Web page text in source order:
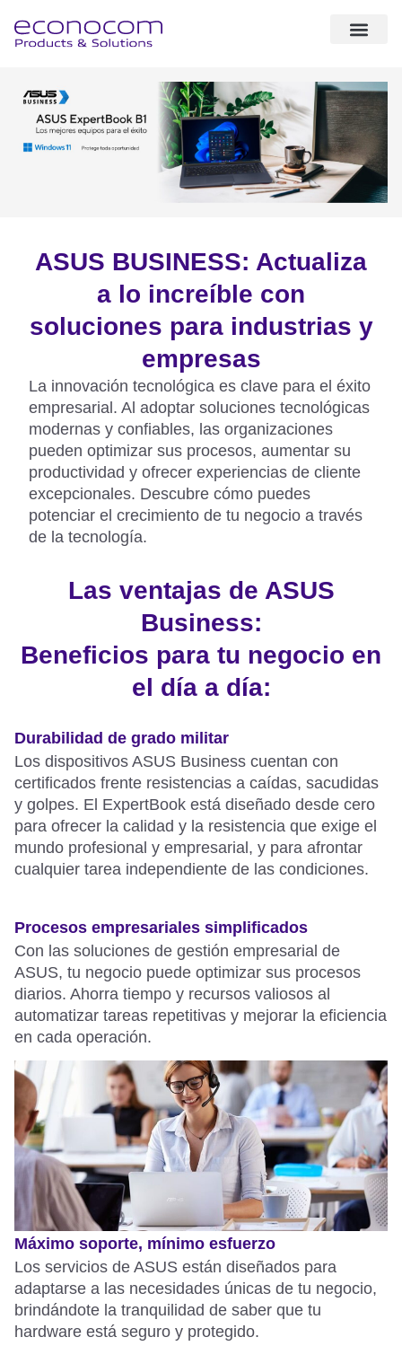
ASUS BUSINESS: Actualiza
a lo increíble con
soluciones para industrias y
empresas
La innovación tecnológica es clave para el éxito
empresarial. Al adoptar soluciones tecnológicas
modernas y confiables, las organizaciones
pueden optimizar sus procesos, aumentar su
productividad y ofrecer experiencias de cliente
excepcionales. Descubre cómo puedes
potenciar el crecimiento de tu negocio a través
de la tecnología.
Las ventajas de ASUS
Business:
Beneficios para tu negocio en
el día a día:
Durabilidad de grado militar​
Los dispositivos ASUS Business cuentan con
certificados frente resistencias a caídas, sacudidas
y golpes. El ExpertBook está diseñado desde cero
para ofrecer la calidad y la resistencia que exige el
mundo profesional y empresarial, y para afrontar
cualquier tarea independiente de las condiciones.
Procesos empresariales simplificados​
Con las soluciones de gestión empresarial de
ASUS, tu negocio puede optimizar sus procesos
diarios. Ahorra tiempo y recursos valiosos al
automatizar tareas repetitivas y mejorar la eficiencia
en cada operación.
Máximo soporte, mínimo esfuerzo
Los servicios de ASUS están diseñados para
adaptarse a las necesidades únicas de tu negocio,
brindándote la tranquilidad de saber que tu
hardware está seguro y protegido.